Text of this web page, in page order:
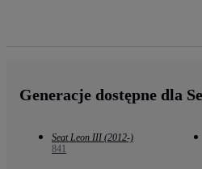
Generacje dostępne dla
Seat Leon III (2012-)
841